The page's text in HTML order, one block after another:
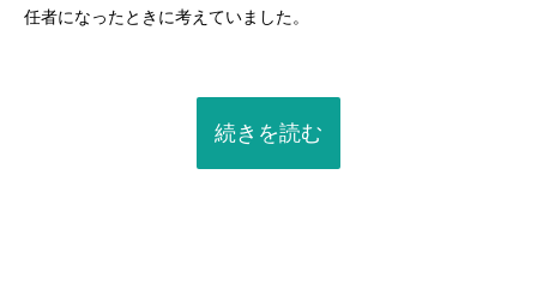
任者になったときに考えていました。
続きを読む